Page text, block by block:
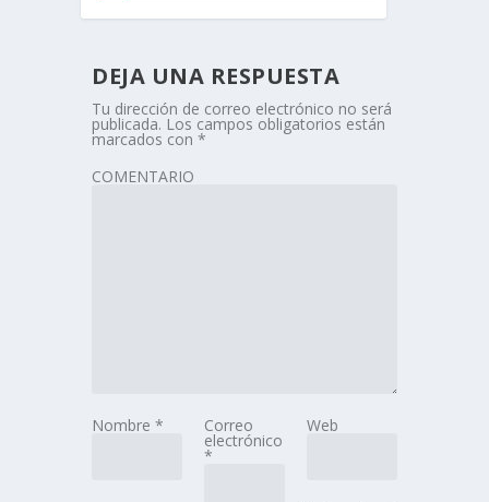
DEJA UNA RESPUESTA
Tu dirección de correo electrónico no será
publicada. Los campos obligatorios están
marcados con *
COMENTARIO
Nombre * Correo
electrónico
*
Web